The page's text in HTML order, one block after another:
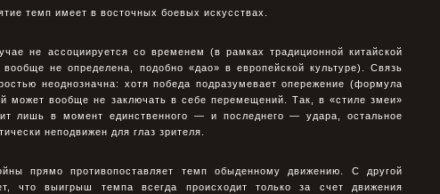
темп имеет в восточных боевых искусствах.
не ассоциируется со временем (в рамках традиционной китайской
не определена, подобно «дао» в европейской культуре). Связь
неоднозначна: хотя победа подразумевает опережение (формула
может вообще не заключать в себе перемещений. Так, в «стиле змеи»
лишь в момент единственного — и последнего — удара, остальное
неподвижен для глаз зрителя.
прямо противопоставляет темп обыденному движению. С другой
что выигрыш темпа всегда происходит только за счет движения